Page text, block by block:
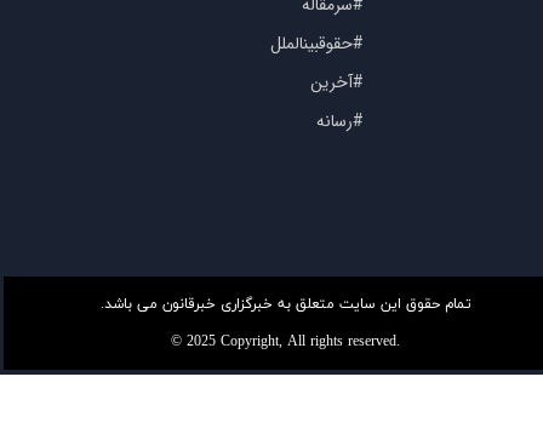
#حقوقبینالملل
#آخرین
#رسانه
تمام حقوق این سایت متعلق به خبرگزاری خبرقانون می باشد.
© 2025 Copyright, All rights reserved.